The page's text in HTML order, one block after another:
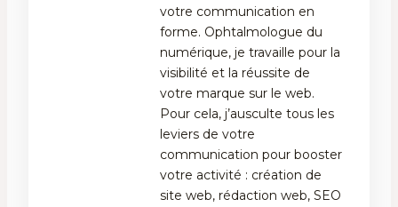
votre communication en
forme. Ophtalmologue du
numérique, je travaille pour la
visibilité et la réussite de
votre marque sur le web.
Pour cela, j’ausculte tous les
leviers de votre
communication pour booster
votre activité : création de
site web, rédaction web, SEO